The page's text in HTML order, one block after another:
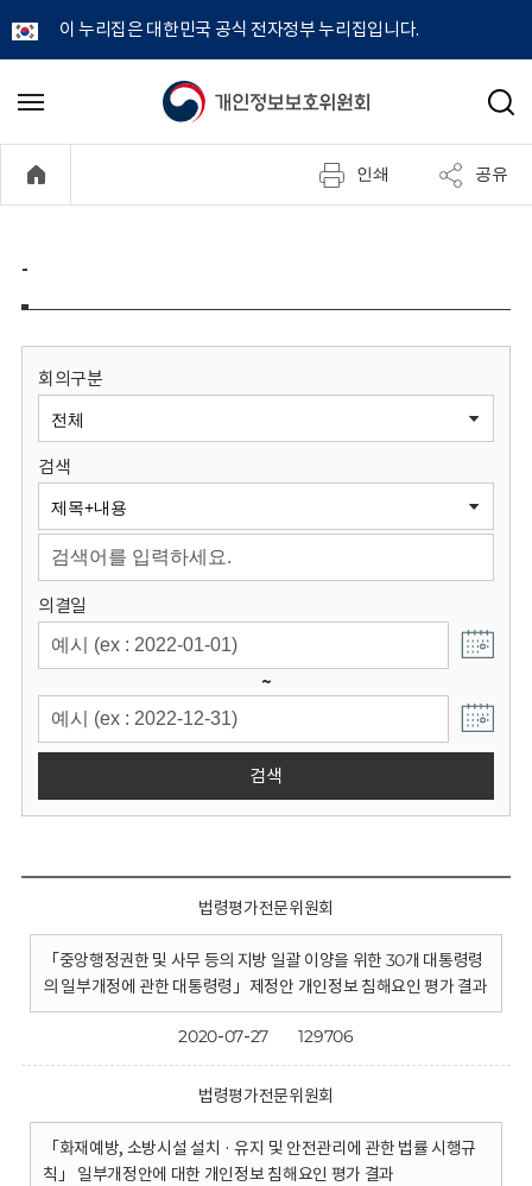
이 누리집은 대한민국 공식 전자정부 누리집입니다.
개
정
보
원
회
메
기
검
인쇄 공유
-
회의구분
검색
의결일
~
검색
법령평가전문위원회
「중앙행정권한 및 사무 등의 지방 일괄 이양을 위한 30개 대통령령
의 일부개정에 관한 대통령령」제정안 개인정보 침해요인 평가 결과
2020-07-27 129706
법령평가전문위원회
「화재예방, 소방시설 설치 · 유지 및 안전관리에 관한 법률 시행규
칙」 일부개정안에 대한 개인정보 침해요인 평가 결과